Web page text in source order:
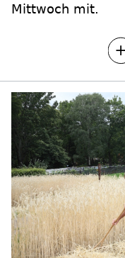
KAPELLE DER
Wieder
Todesstreifen